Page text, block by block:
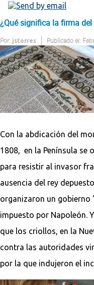
¿Qué significa la firma
Por: jstorres Publicado el:
Con la abdicación del
1808, en la Península se
para resistir al invasor
ausencia del rey
organizaron un
impuesto por Napoleón.
que los criollos, en la
contra las autoridades
por la que indujeron el